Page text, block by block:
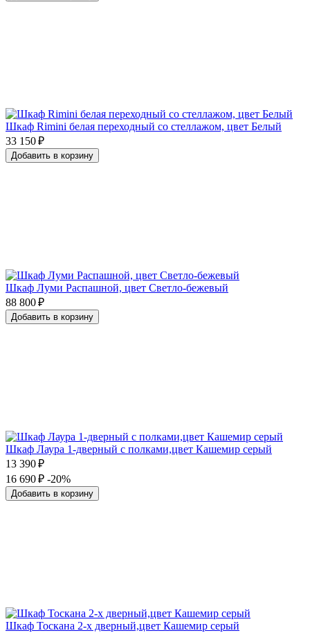
Шкаф Rimini белая переходный со стеллажом, цвет Белый
33 150 ₽
Добавить в корзину
Шкаф Луми Распашной, цвет Светло-бежевый
88 800 ₽
Добавить в корзину
Шкаф Лаура 1-дверный с полками,цвет Кашемир серый
13 390 ₽
16 690 ₽ -20%
Добавить в корзину
Шкаф Тоскана 2-х дверный,цвет Кашемир серый